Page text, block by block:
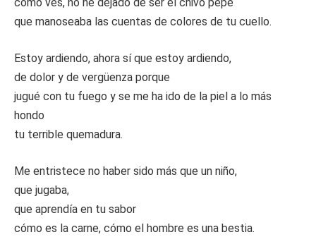
que manoseaba las cuentas de colores de tu cuello.
Estoy ardiendo, ahora sí que estoy ardiendo,
de dolor y de vergüenza porque
jugué con tu fuego y se me ha ido de la piel a lo más
hondo
tu terrible quemadura.
Me entristece no haber sido más que un niño,
que jugaba,
que aprendía en tu sabor
cómo es la carne, cómo el hombre es una bestia.